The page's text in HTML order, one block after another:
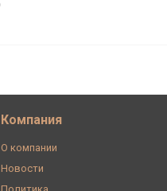
Компания
О компании
Новости